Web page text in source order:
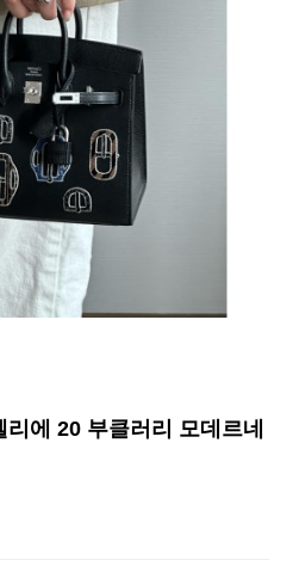
에 20 부클러리 모데르네